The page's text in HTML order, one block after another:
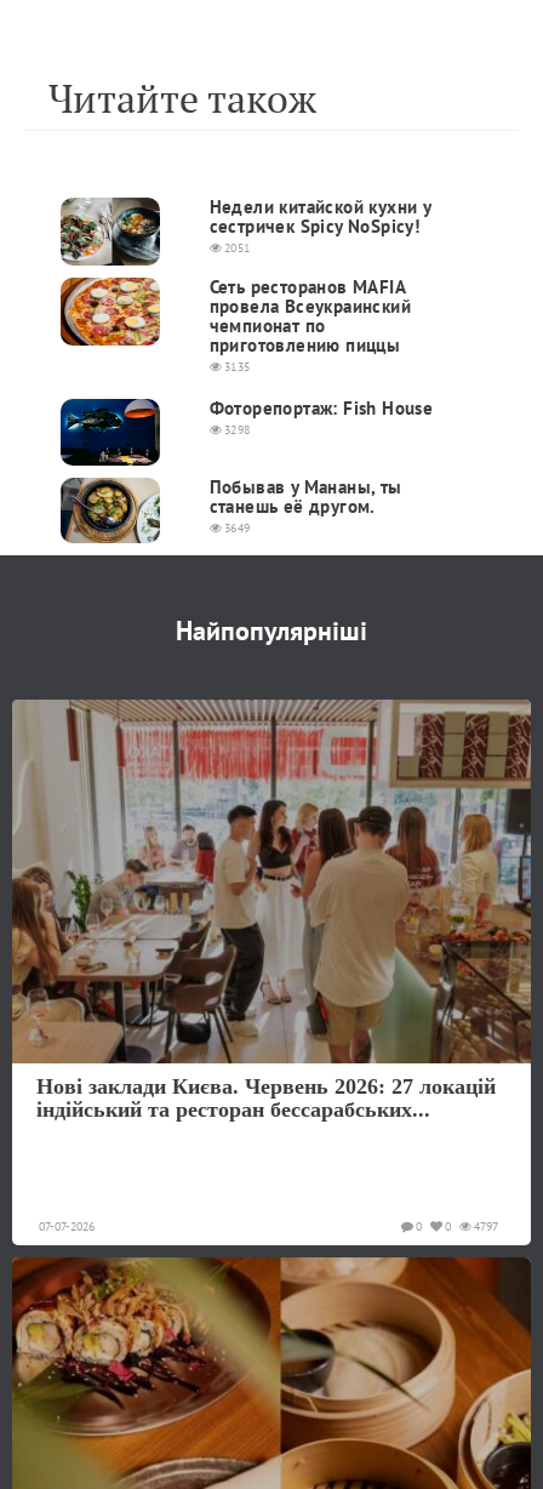
Читайте також
Недели китайской кухни у
сестричек Spicy NoSpicy!
2051
Сеть ресторанов MAFIA
провела Всеукраинский
чемпионат по
приготовлению пиццы
3135
Фоторепортаж: Fish House
3298
Побывав у Мананы, ты
станешь её другом.
3649
Найпопулярніші
Нові заклади Києва. Червень 2026: 27 локацій
індійський та ресторан бессарабських...
07-07-2026 4797
0
0